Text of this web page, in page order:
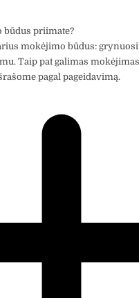
priimate?
mokėjimo būdus:
Taip pat galimas
pagal pageidavimą.